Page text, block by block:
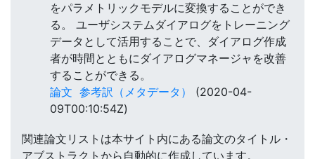
をパラメトリックモデルに変換することができ
る。 ユーザシステムダイアログをトレーニング
データとして活用することで、ダイアログ作成
者が時間とともにダイアログマネージャを改善
することができる。
論文 参考訳（メタデータ）
(2020-04-
09T00:10:54Z)
関連論文リストは本サイト内にある論文のタイトル・
アブストラクトから自動的に作成しています。